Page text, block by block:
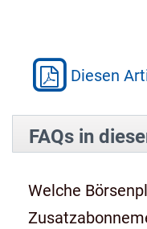
Diesen
FAQs in
Welche